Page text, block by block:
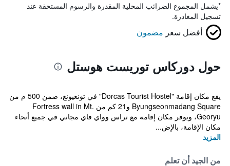
*يشمل المجموع الضرائب المحلية المقدرة والرسوم المستحقة عند
تسجيل المغادرة.
أفضل سعر مضمون
حول دوركاس توريست هوستل
يقع مكان إقامة "Dorcas Tourist Hostel" في تونغيونغ، ضمن 500 م من
Byungseonmadang Square و21 كم من Fortress wall in Mt.
Georyu، ويوفر مكان إقامة مع تراس وواي فاي مجاني في جميع أنحاء
مكان الإقامة، بالإض...
المزيد
من الجيد أن تعلم